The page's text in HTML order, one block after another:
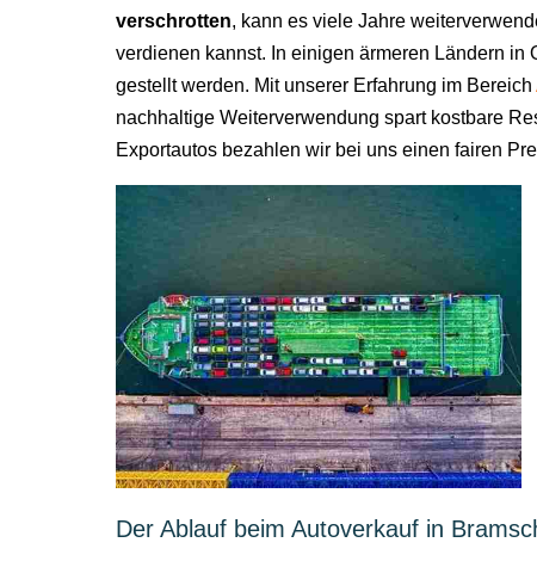
verschrotten, kann es viele Jahre
verdienen kannst. In einigen ärmeren Ländern
gestellt werden. Mit unserer Erfahrung im Bereich
nachhaltige Weiterverwendung spart kostbare
Exportautos bezahlen wir bei uns einen fairen
Der Ablauf beim Autoverkauf in